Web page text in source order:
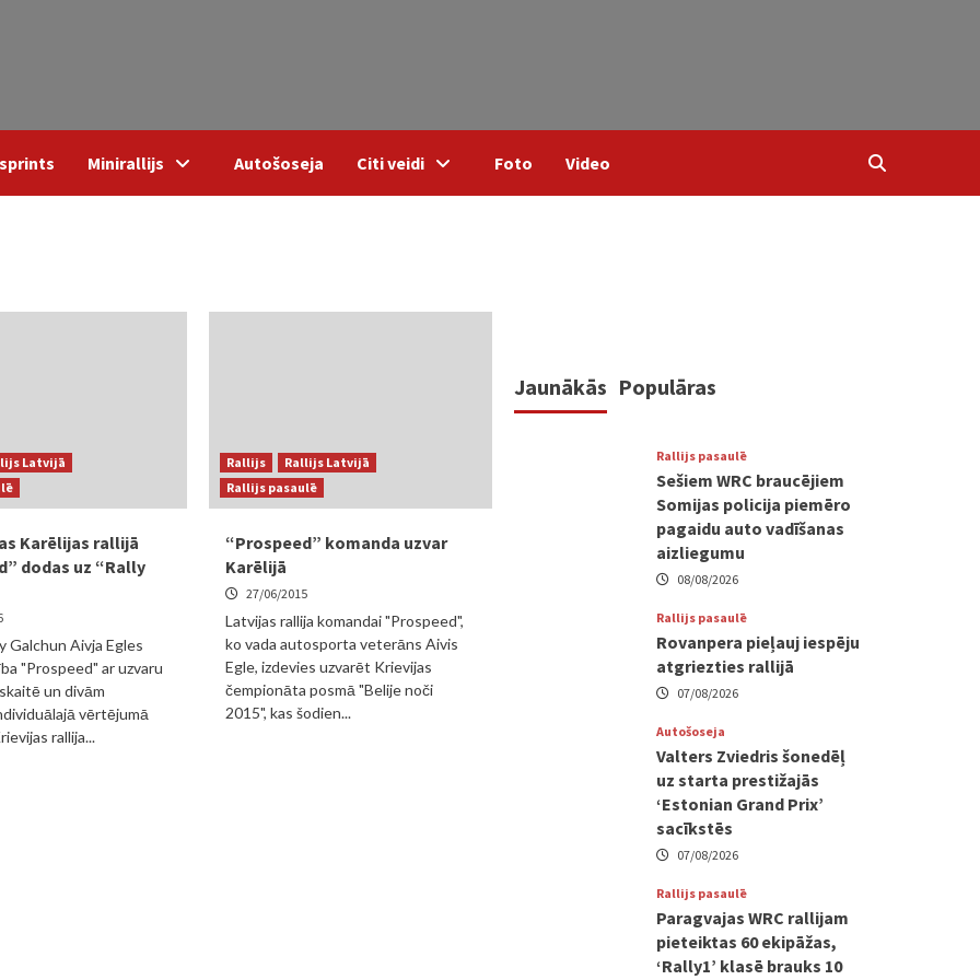
Minirallijs Autošoseja Citi veidi Foto Video
Latvijā
Karēlijas rallijā
dodas uz “Rally
Galchun Aivja Egles
"Prospeed" ar uzvaru
un divām
vērtējumā
rallija...
Rallijs
Rallijs Latvijā
Rallijs pasaulē
“Prospeed” komanda uzvar
Karēlijā
27/06/2015
Latvijas rallija komandai "Prospeed",
ko vada autosporta veterāns Aivis
Egle, izdevies uzvarēt Krievijas
čempionāta posmā "Belije noči
2015", kas šodien...
Jaunākās Populāras
Rallijs pasaulē
Sešiem WRC braucējiem
Somijas policija piemēro
pagaidu auto vadīšanas
aizliegumu
08/08/2026
Rallijs pasaulē
Rovanpera pieļauj iespēju
atgriezties rallijā
07/08/2026
Autošoseja
Valters Zviedris šonedēļ
uz starta prestižajās
‘Estonian Grand Prix’
sacīkstēs
07/08/2026
Rallijs pasaulē
Paragvajas WRC rallijam
pieteiktas 60 ekipāžas,
‘Rally1’ klasē brauks 10